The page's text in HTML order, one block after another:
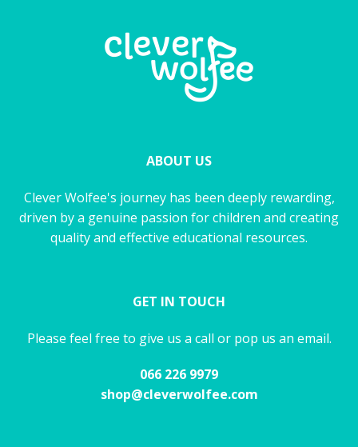
ABOUT US
Clever Wolfee's journey has been deeply rewarding,
driven by a genuine passion for children and creating
quality and effective educational resources.
GET IN TOUCH
Please feel free to give us a call or pop us an email.
066 226 9979
shop@cleverwolfee.com